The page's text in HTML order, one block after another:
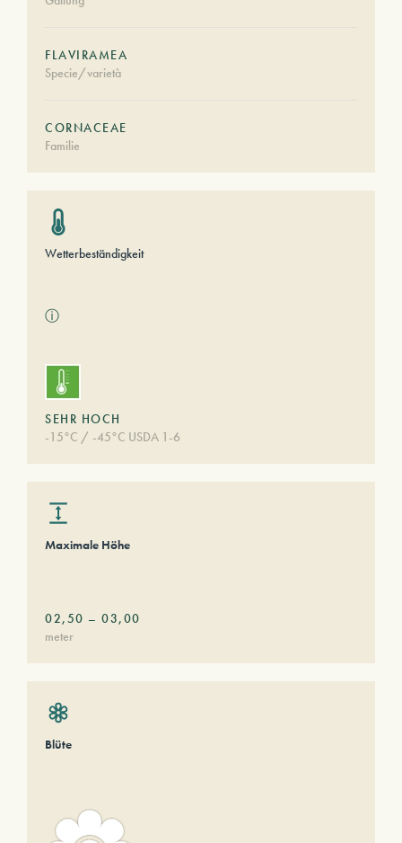
FLAVIRAMEA
Specie/varietà
CORNACEAE
Familie
Wetterbeständigkeit
ⓘ
SEHR HOCH
-15°C / -45°C USDA 1-6
Maximale Höhe
02,50 – 03,00
meter
Blüte